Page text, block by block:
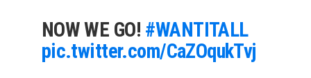
NOW WE GO! #WANTITALL
pic.twitter.com/CaZOqukTvj